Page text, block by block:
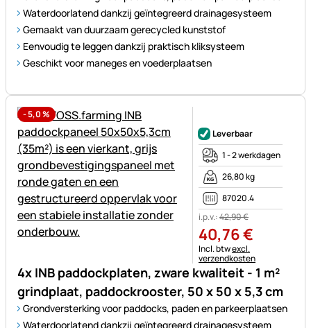
Waterdoorlatend dankzij geïntegreerd drainagesysteem
Gemaakt van duurzaam gerecycled kunststof
Eenvoudig te leggen dankzij praktisch kliksysteem
Geschikt voor maneges en voederplaatsen
-5,0%
4x INB paddockplaten, zware kwaliteit - 1 m²
grindplaat, paddockrooster, 50 x 50 x 5,3 cm
Grondversterking voor paddocks, paden en parkeerplaatsen
Waterdoorlatend dankzij geïntegreerd drainagesysteem
Leverbaar
1 - 2 werkdagen
26,80 kg
87020.4
i.p.v.:42,90€
40,76€
Belastinginformatie:
Incl. btwexcl.
verzendkosten